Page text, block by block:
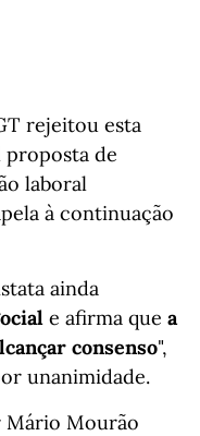
rejeitou esta
de
laboral
à continuação
ainda
e afirma que a
consenso",
unanimidade.
Mário Mourão